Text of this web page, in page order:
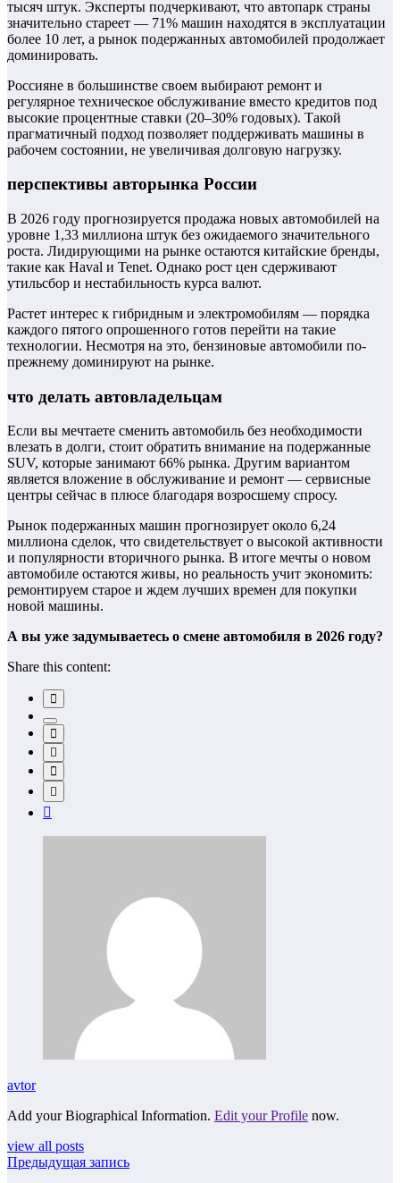
тысяч штук. Эксперты подчеркивают, что автопарк страны
значительно стареет — 71% машин находятся в эксплуатации
более 10 лет, а рынок подержанных автомобилей продолжает
доминировать.
Россияне в большинстве своем выбирают ремонт и
регулярное техническое обслуживание вместо кредитов под
высокие процентные ставки (20–30% годовых). Такой
прагматичный подход позволяет поддерживать машины в
рабочем состоянии, не увеличивая долговую нагрузку.
перспективы авторынка России
В 2026 году прогнозируется продажа новых автомобилей на
уровне 1,33 миллиона штук без ожидаемого значительного
роста. Лидирующими на рынке остаются китайские бренды,
такие как Haval и Tenet. Однако рост цен сдерживают
утильсбор и нестабильность курса валют.
Растет интерес к гибридным и электромобилям — порядка
каждого пятого опрошенного готов перейти на такие
технологии. Несмотря на это, бензиновые автомобили по-
прежнему доминируют на рынке.
что делать автовладельцам
Если вы мечтаете сменить автомобиль без необходимости
влезать в долги, стоит обратить внимание на подержанные
SUV, которые занимают 66% рынка. Другим вариантом
является вложение в обслуживание и ремонт — сервисные
центры сейчас в плюсе благодаря возросшему спросу.
Рынок подержанных машин прогнозирует около 6,24
миллиона сделок, что свидетельствует о высокой активности
и популярности вторичного рынка. В итоге мечты о новом
автомобиле остаются живы, но реальность учит экономить:
ремонтируем старое и ждем лучших времен для покупки
новой машины.
А вы уже задумываетесь о смене автомобиля в 2026 году?
Share this content:
avtor
Add your Biographical Information. Edit your Profile now.
view all posts
Предыдущая запись